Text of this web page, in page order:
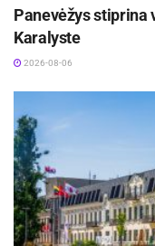
Panevėžys stiprina
Karalyste
2026-08-06